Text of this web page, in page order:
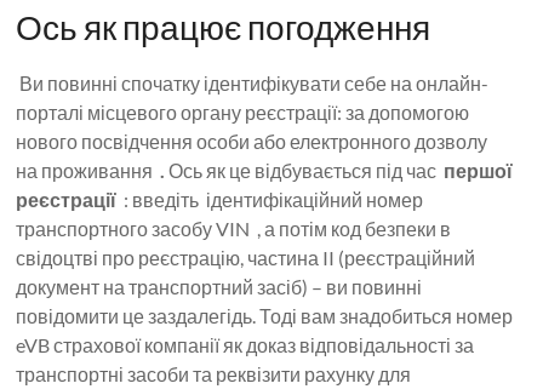
Ось як працює погодження
Ви повинні спочатку ідентифікувати себе на онлайн-
порталі місцевого органу реєстрації: за допомогою
нового посвідчення особи або електронного дозволу
на проживання.Ось як це відбувається під час першої
реєстрації : введіть ідентифікаційний номер
транспортного засобу VIN , а потім код безпеки в
свідоцтві про реєстрацію, частина II (реєстраційний
документ на транспортний засіб) – ви повинні
повідомити це заздалегідь. Тоді вам знадобиться номер
eVB страхової компанії як доказ відповідальності за
транспортні засоби та реквізити рахунку для